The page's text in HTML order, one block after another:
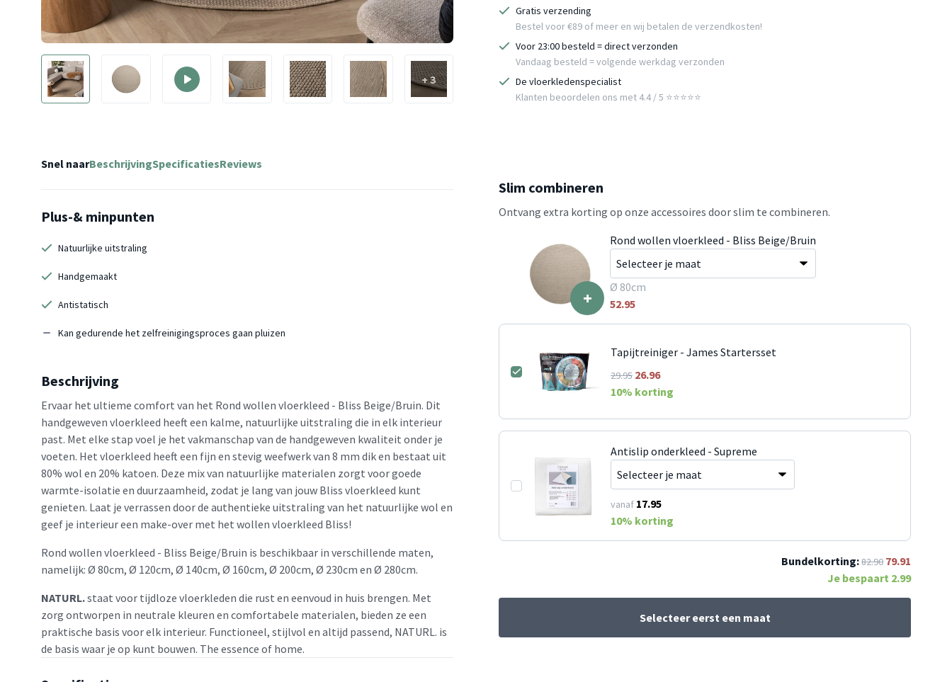
+ 3
Gratis verzending
Bestel voor €89 of meer en wij betalen de verzendkosten!
Voor 23:00 besteld = direct verzonden
Vandaag besteld = volgende werkdag verzonden
De vloerkledenspecialist
Klanten beoordelen ons met 4.4 / 5 ⭐⭐⭐⭐⭐
Snel naarBeschrijvingSpecificatiesReviews
Plus-& minpunten
Natuurlijke uitstraling
Handgemaakt
Antistatisch
Kan gedurende het zelfreinigingsproces gaan pluizen
Beschrijving
Ervaar het ultieme comfort van het Rond wollen vloerkleed - Bliss Beige/Bruin. Dit
handgeweven vloerkleed heeft een kalme, natuurlijke uitstraling die in elk interieur
past. Met elke stap voel je het vakmanschap van de handgeweven kwaliteit onder je
voeten. Het vloerkleed heeft een fijn en stevig weefwerk van 8 mm dik en bestaat uit
80% wol en 20% katoen. Deze mix van natuurlijke materialen zorgt voor goede
warmte-isolatie en duurzaamheid, zodat je lang van jouw Bliss vloerkleed kunt
genieten. Laat je verrassen door de authentieke uitstraling van het natuurlijke wol en
geef je interieur een make-over met het wollen vloerkleed Bliss!
Rond wollen vloerkleed - Bliss Beige/Bruin is beschikbaar in verschillende maten,
namelijk: Ø 80cm, Ø 120cm, Ø 140cm, Ø 160cm, Ø 200cm, Ø 230cm en Ø 280cm.
NATURL.staat voor tijdloze vloerkleden die rust en eenvoud in huis brengen. Met
zorg ontworpen in neutrale kleuren en comfortabele materialen, bieden ze een
praktische basis voor elk interieur. Functioneel, stijlvol en altijd passend, NATURL. is
de basis waar je op kunt bouwen. The essence of home.
Slim combineren
Ontvang extra korting op onze accessoires door slim te combineren.
+
Rond wollen vloerkleed - Bliss Beige/Bruin
Ø 80cm
52.95
Tapijtreiniger - James Startersset
29.95 26.96
10% korting
Antislip onderkleed - Supreme
vanaf 17.95
10% korting
Bundelkorting:82.90 79.91
Je bespaart 2.99
Selecteer eerst een maat